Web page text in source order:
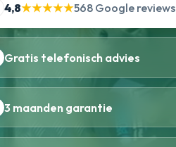
4,8★★★★★568 Google reviews
Gratis telefonisch advies
3 maanden garantie